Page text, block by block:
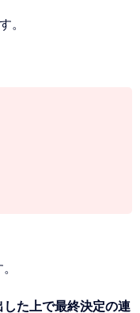
。
た上で最終決定の連